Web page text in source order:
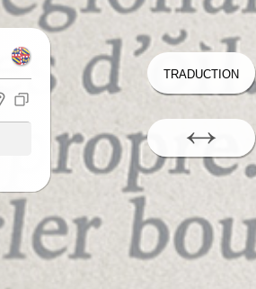
Traduction